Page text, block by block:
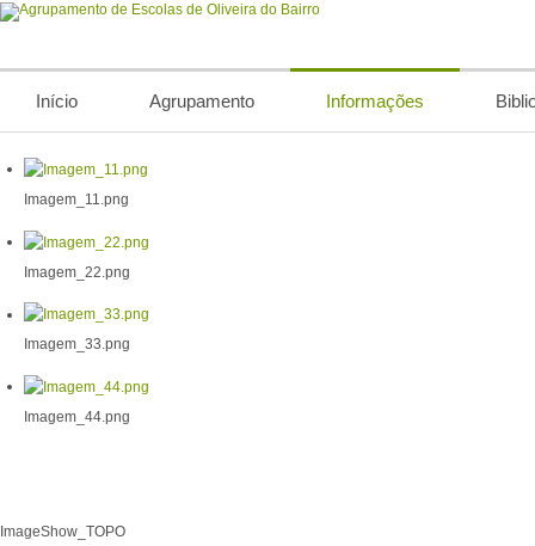
Início Agrupamento Informações
Imagem_11.png
Imagem_22.png
Imagem_33.png
Imagem_44.png
ImageShow_TOPO